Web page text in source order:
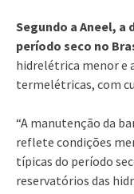
Segundo a Aneel,
período seco no
hidrelétrica menor e
termelétricas, com
“A manutenção da
reflete condições
típicas do período
reservatórios das